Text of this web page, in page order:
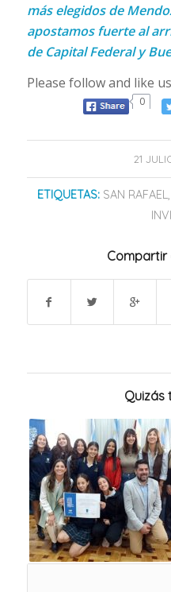
más elegidos de
apostamos fuerte al
de Capital Federal y
Please follow and like
0
21 /
ETIQUETAS: SAN RAFAEL,
Quizás